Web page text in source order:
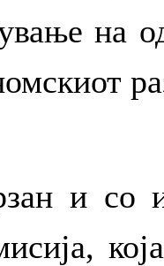
на
и со